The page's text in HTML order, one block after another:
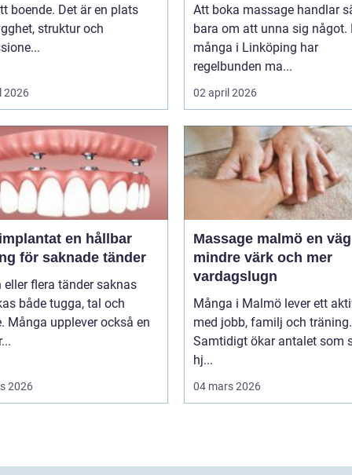
boende. Det är en plats
struktur och
2026
Att boka massage handlar
bara om att unna sig något.
många i Linköping har
regelbunden ma...
02 april 2026
en hållbar
för saknade tänder
eller flera tänder saknas
både tugga, tal och
Många upplever också en
2026
Massage malmö en väg till
mindre värk och mer
vardagslugn
Många i Malmö lever ett
med jobb, familj och träning.
Samtidigt ökar antalet som
hj...
04 mars 2026